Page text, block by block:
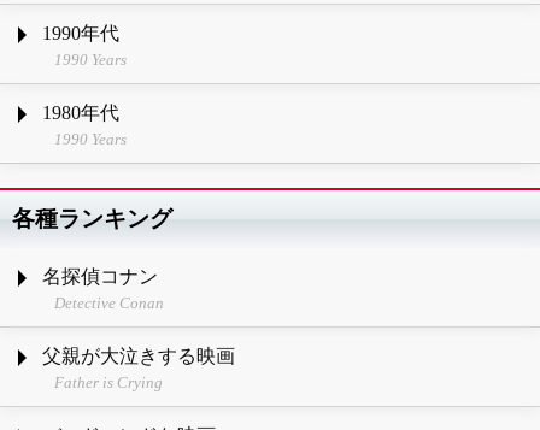
1990年代
1990 Years
1980年代
1990 Years
各種ランキング
名探偵コナン
Detective Conan
父親が大泣きする映画
Father is Crying